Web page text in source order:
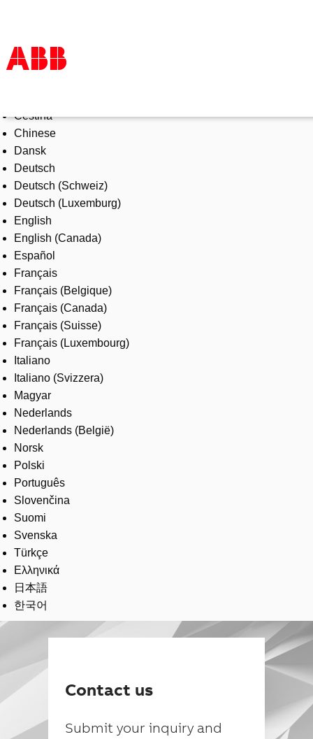
Products & Solutions
Industries
Services
About us
Where to buy
Contact us
Careers
Čeština
Chinese
Dansk
Deutsch
Deutsch (Schweiz)
Deutsch (Luxemburg)
English
English (Canada)
Español
Français
Français (Belgique)
Français (Canada)
Français (Suisse)
Français (Luxembourg)
Italiano
Italiano (Svizzera)
Magyar
Nederlands
Nederlands (België)
Norsk
Polski
Português
Slovenčina
Suomi
Svenska
Türkçe
Ελληνικά
日本語
한국어
Contact us
Submit your inquiry and